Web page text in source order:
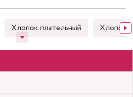
Хлопок плательный Хлопок